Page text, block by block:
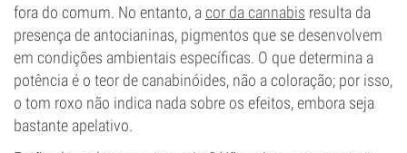
fora do comum. No entanto, acor da cannabis resulta da
presença de antocianinas, pigmentos que se desenvolvem
em condições ambientais específicas. O que determina a
potência é o teor de canabinóides, não a coloração; por isso,
o tom roxo não indica nada sobre os efeitos, embora seja
bastante apelativo.